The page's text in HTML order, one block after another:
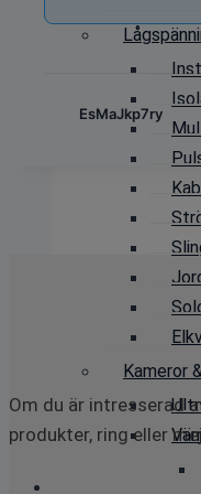
Kameror
EsMaJkp7ry
Om du är intresserad
produkter, ring eller